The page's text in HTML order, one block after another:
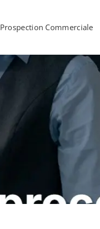
Prospection Commerciale